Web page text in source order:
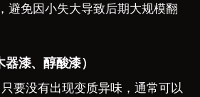
，避免因小失大导致后期大规模翻
漆、醇酸漆）
要没有出现变质异味，通常可以